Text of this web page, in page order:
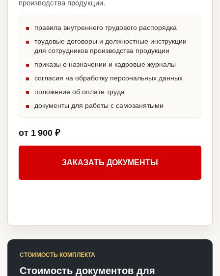
производства продукции.
правила внутреннего трудового распорядка
трудовые договоры и должностные инструкции
для сотрудников производства продукции
приказы о назначении и кадровые журналы
согласия на обработку персональных данных
положение об оплате труда
документы для работы с самозанятыми
от 1 900 ₽
ЗАКАЗАТЬ ДОКУМЕНТЫ
СТОИМОСТЬ КОМПЛЕКТА
Стоимость документов для